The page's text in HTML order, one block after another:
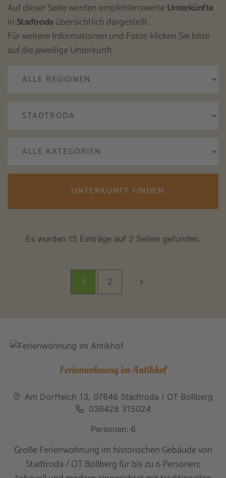
Auf dieser Seite werden empfehlenswerte Unterkünfte
in Stadtroda übersichtlich dargestellt.
Für weitere Informationen und Fotos klicken Sie bitte
auf die jeweilige Unterkunft.
UNTERKUNFT FINDEN
Es wurden 15 Einträge auf 2 Seiten gefunden.
1 2
Ferienwohnung im Antikhof
Am Dorfteich 13, 07646 Stadtroda / OT Bollberg
036428 315024
Personen: 6
Große Ferienwohnung im historischen Gebäude von
Stadtroda / OT Bollberg für bis zu 6 Personen;